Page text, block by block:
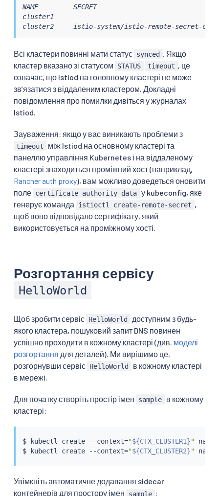
NAME         SECRET
cluster1
cluster2     istio-system/istio-remote-secret-
Всі кластери повинні мати статус synced
. Якщо
кластер вказано зі статусом
STATUS timeout , це
означає, що Istiod на головному кластері не може
звʼязатися з віддаленим кластером. Докладні
повідомлення про помилки дивіться у журналах
Istiod.
Зауваження: якщо у вас виникають проблеми з
timeout
між Istiod на основному кластері та
панеллю управління Kubernetes і на віддаленому
кластері знаходиться проміжний хост (наприклад,
Rancher auth proxy), вам можливо доведеться оновити
поле certificate-authority-data у kubeconfig, яке
генерує команда
istioctl create-remote-secret ,
щоб воно відповідало сертифікату, який
використовується на проміжному хості.
Розгортання сервісу
HelloWorld
Щоб зробити сервіс HelloWorld
доступним з будь-
якого кластера, пошуковий запит DNS повинен
успішно проходити в кожному кластері (див. моделі
розгортання для деталей). Ми вирішимо це,
розгорнувши сервіс HelloWorld
в кожному кластері
в мережі.
Для початку створіть простір імен sample
в кожному
кластері:
$ kubectl create --context="${CTX_CLUSTER1}"
$
kubectl create --context="${CTX_CLUSTER2}"
Увімкніть автоматичне додавання sidecar
контейнерів для простору імен
sample :